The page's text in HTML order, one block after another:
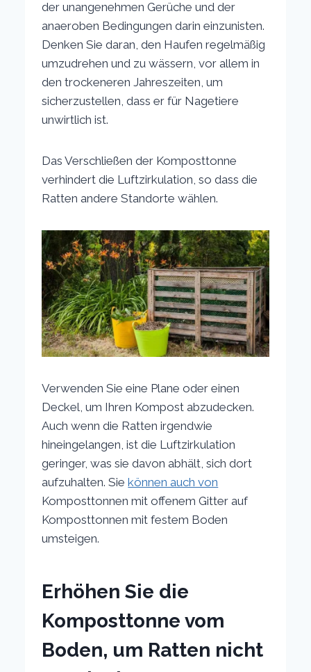
der unangenehmen Gerüche und der
anaeroben Bedingungen darin einzunisten.
Denken Sie daran, den Haufen regelmäßig
umzudrehen und zu wässern, vor allem in
den trockeneren Jahreszeiten, um
sicherzustellen, dass er für Nagetiere
unwirtlich ist.
Das Verschließen der Komposttonne
verhindert die Luftzirkulation, so dass die
Ratten andere Standorte wählen.
Verwenden Sie eine Plane oder einen
Deckel, um Ihren Kompost abzudecken.
Auch wenn die Ratten irgendwie
hineingelangen, ist die Luftzirkulation
geringer, was sie davon abhält, sich dort
aufzuhalten. Siekönnen auch von
Komposttonnen mit offenem Gitter auf
Komposttonnen mit festem Boden
umsteigen.
Erhöhen Sie die
Komposttonne vom
Boden, um Ratten nicht